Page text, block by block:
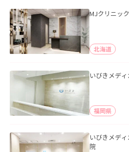
MJクリニッ
北海道
いびきメデ
福岡県
いびきメデ
院